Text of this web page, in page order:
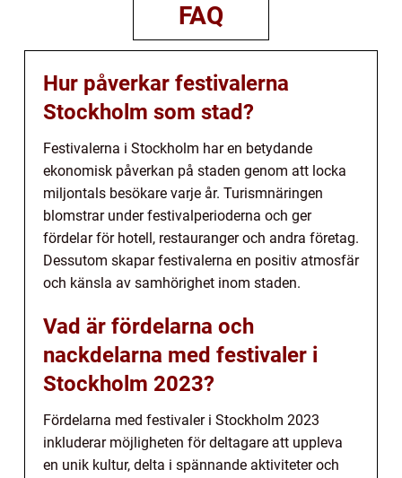
FAQ
Hur påverkar festivalerna
Stockholm som stad?
Festivalerna i Stockholm har en betydande
ekonomisk påverkan på staden genom att locka
miljontals besökare varje år. Turismnäringen
blomstrar under festivalperioderna och ger
fördelar för hotell, restauranger och andra företag.
Dessutom skapar festivalerna en positiv atmosfär
och känsla av samhörighet inom staden.
Vad är fördelarna och
nackdelarna med festivaler i
Stockholm 2023?
Fördelarna med festivaler i Stockholm 2023
inkluderar möjligheten för deltagare att uppleva
en unik kultur, delta i spännande aktiviteter och